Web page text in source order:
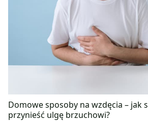
Domowe sposoby na wzdęcia – jak
przynieść ulgę brzuchowi?